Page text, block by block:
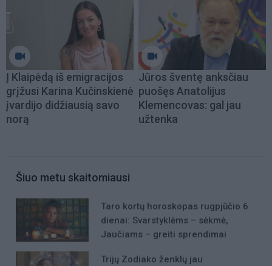
Į Klaipėdą iš emigracijos
grįžusi Karina Kučinskienė
įvardijo didžiausią savo
norą
Jūros šventę anksčiau
puošęs Anatolijus
Klemencovas: gal jau
užtenka
Šiuo metu skaitomiausi
Taro kortų horoskopas rugpjūčio 6
dienai: Svarstyklėms – sėkmė,
Jaučiams – greiti sprendimai
Trijų Zodiako ženklų jau